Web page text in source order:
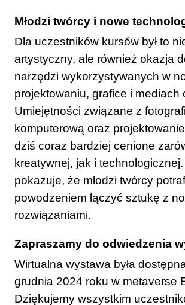
Młodzi twórcy i nowe
Dla uczestników kursów był to
artystyczny, ale również okazja
narzędzi wykorzystywanych w
projektowaniu, grafice i mediach
Umiejętności związane z
komputerową oraz
dziś coraz bardziej cenione
kreatywnej, jak i
pokazuje, że młodzi twórcy
powodzeniem łączyć sztukę z
rozwiązaniami.
Zapraszamy do odwiedzenia
Wirtualna wystawa była
grudnia 2024 roku w metaverse
Dziękujemy wszystkim